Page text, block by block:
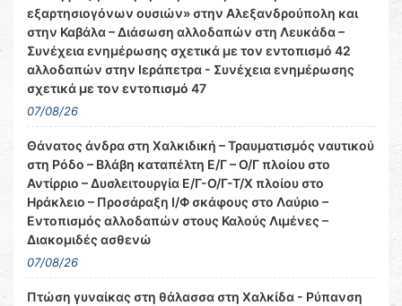
εξαρτησιογόνων ουσιών» στην Αλεξανδρούπολη και
στην Καβάλα – Διάσωση αλλοδαπών στη Λευκάδα –
Συνέχεια ενημέρωσης σχετικά με τον εντοπισμό 42
αλλοδαπών στην Ιεράπετρα - Συνέχεια ενημέρωσης
σχετικά με τον εντοπισμό 47
07/08/26
Θάνατος άνδρα στη Χαλκιδική – Τραυματισμός ναυτικού
στη Ρόδο – Βλάβη καταπέλτη Ε/Γ – Ο/Γ πλοίου στο
Αντίρριο – Δυσλειτουργία Ε/Γ-Ο/Γ-Τ/Χ πλοίου στο
Ηράκλειο – Προσάραξη Ι/Φ σκάφους στο Λαύριο –
Εντοπισμός αλλοδαπών στους Καλούς Λιμένες –
Διακομιδές ασθενώ
07/08/26
Πτώση γυναίκας στη θάλασσα στη Χαλκίδα - Ρύπανση